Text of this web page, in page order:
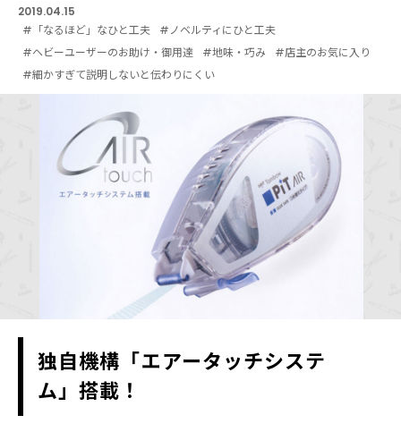
2019.04.15
#「なるほど」なひと工夫
#ノベルティにひと工夫
#ヘビーユーザーのお助け・御用達
#地味・巧み
#店主のお気に入り
#細かすぎて説明しないと伝わりにくい
独自機構「エアータッチシステ
ム」搭載！